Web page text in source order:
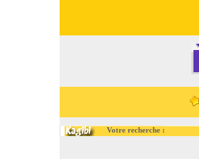
Votre recherche :